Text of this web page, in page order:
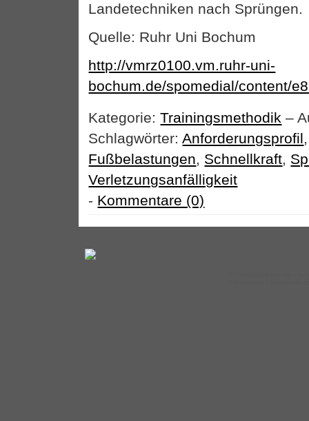
Landetechniken nach Sprüngen.
Quelle: Ruhr Uni Bochum
http://vmrz0100.vm.ruhr-uni-
bochum.de/spomedial/content/
Kategorie:Trainingsmethodik –
Schlagwörter:Anforderungsprofil
Fußbelastungen, Schnellkraft,
Verletzungsanfälligkeit
- Kommentare (0)